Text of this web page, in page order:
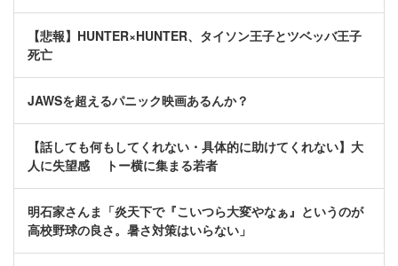
【悲報】HUNTER×HUNTER、タイソン王子とツベッバ王子
死亡
JAWSを超えるパニック映画あるんか？
【話しても何もしてくれない・具体的に助けてくれない】大
人に失望感 トー横に集まる若者
明石家さんま「炎天下で『こいつら大変やなぁ』というのが
高校野球の良さ。暑さ対策はいらない」